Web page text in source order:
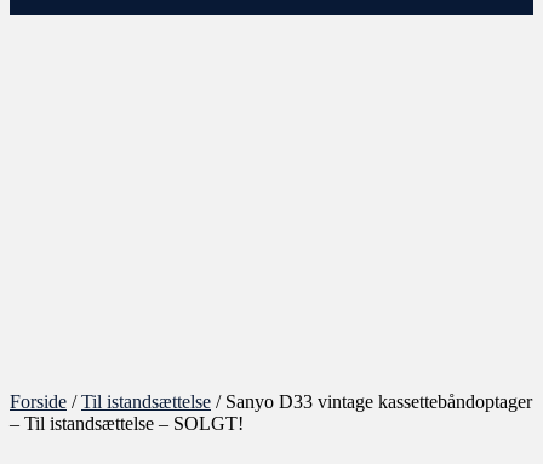
Forside /Til istandsættelse / Sanyo D33 vintage kassettebåndoptager
– Til istandsættelse – SOLGT!